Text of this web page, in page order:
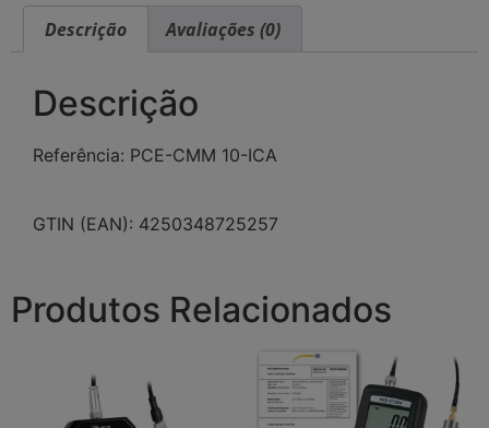
Descrição
Avaliações (0)
Descrição
Referência: PCE-CMM 10-ICA
GTIN (EAN): 4250348725257
Produtos Relacionados